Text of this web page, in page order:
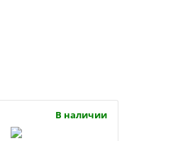
В наличии